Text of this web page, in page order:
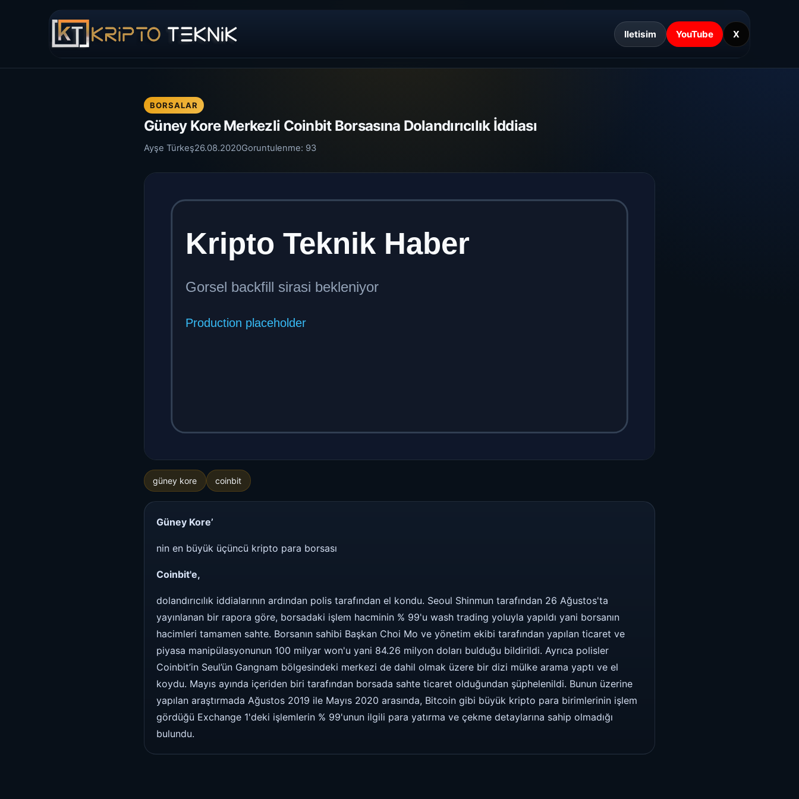
Iletisim YouTube X
BORSALAR
Güney Kore Merkezli Coinbit Borsasına Dolandırıcılık İddiası
Ayşe Türkeş26.08.2020Goruntulenme: 93
güney kore coinbit
Güney Kore’
nin en büyük üçüncü kripto para borsası
Coinbit'e,
dolandırıcılık iddialarının ardından polis tarafından el kondu. Seoul Shinmun tarafından 26 Ağustos'ta
yayınlanan bir rapora göre, borsadaki işlem hacminin % 99'u wash trading yoluyla yapıldı yani borsanın
hacimleri tamamen sahte. Borsanın sahibi Başkan Choi Mo ve yönetim ekibi tarafından yapılan ticaret ve
piyasa manipülasyonunun 100 milyar won'u yani 84.26 milyon doları bulduğu bildirildi. Ayrıca polisler
Coinbit’in Seul’ün Gangnam bölgesindeki merkezi de dahil olmak üzere bir dizi mülke arama yaptı ve el
koydu. Mayıs ayında içeriden biri tarafından borsada sahte ticaret olduğundan şüphelenildi. Bunun üzerine
yapılan araştırmada Ağustos 2019 ile Mayıs 2020 arasında, Bitcoin gibi büyük kripto para birimlerinin işlem
gördüğü Exchange 1'deki işlemlerin % 99'unun ilgili para yatırma ve çekme detaylarına sahip olmadığı
bulundu.